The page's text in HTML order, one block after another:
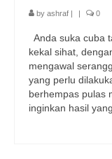
by ashraf | | 0
Anda suka cuba
kekal sihat,
mengawal
yang perlu
berhempas pulas
inginkan hasil